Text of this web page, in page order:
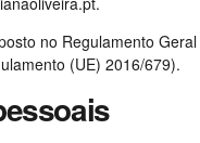
no Regulamento Geral
(UE) 2016/679).